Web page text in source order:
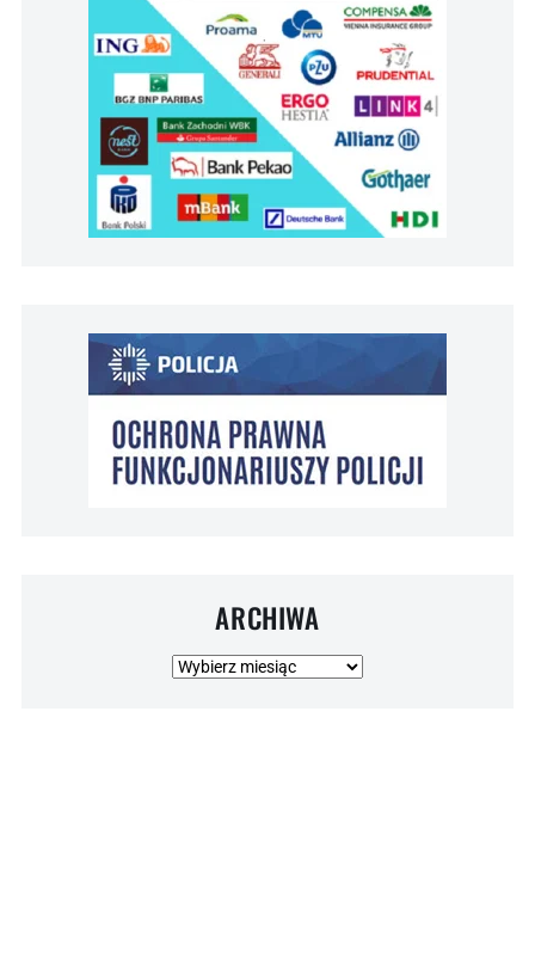
ARCHIWA
Archiwa